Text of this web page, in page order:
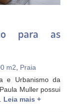
para as
m2
Praia
e Urbanismo da
Muller possui
Leia mais +